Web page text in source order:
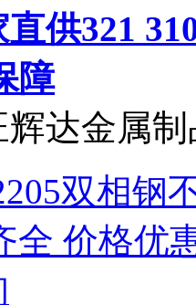
供321
障
辉达金属